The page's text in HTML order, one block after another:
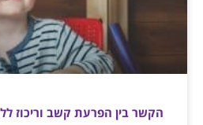
הקשר בין הפרעת קשב וריכוז